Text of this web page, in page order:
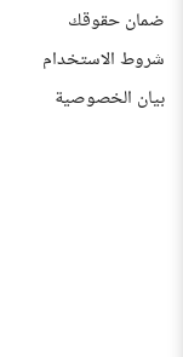
ضمان حقوقك
شروط الاستخدام
بيان الخصوصية